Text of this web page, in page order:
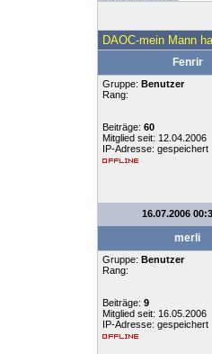
DAOC-mein Mann
Fenrir
Gruppe: Benutzer
Rang:
Beiträge: 60
Mitglied seit: 12.04.2006
IP-Adresse: gespeichert
16.07.2006
merli
Gruppe: Benutzer
Rang:
Beiträge: 9
Mitglied seit: 16.05.2006
IP-Adresse: gespeichert